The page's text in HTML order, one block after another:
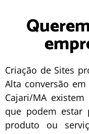
Criação de Sites
Alta conversão em
Cajari/MA
que podem estar
produto ou